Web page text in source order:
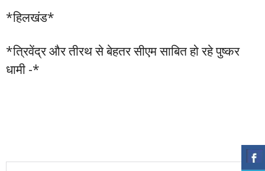
*हिलखंड*
*त्रिवेंद्र और तीरथ से बेहतर सीएम साबित हो रहे पुष्कर
धामी -*